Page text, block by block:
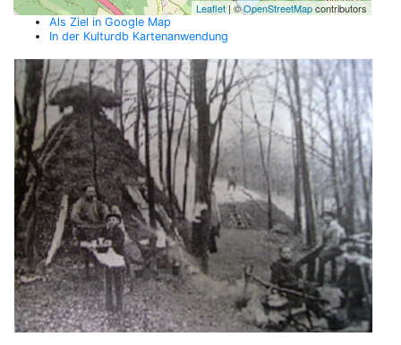
Leaflet | ©OpenStreetMapcontributors
Als Ziel in Google Map
In der Kulturdb Kartenanwendung